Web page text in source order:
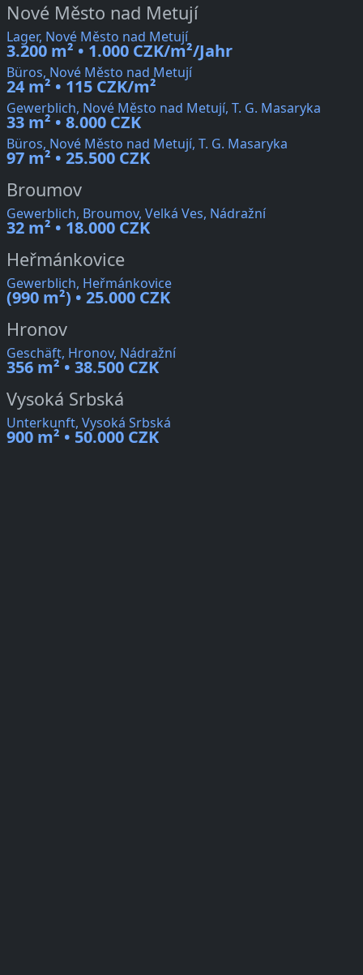
Nové Město nad Metují
Lager, Nové Město nad Metují
3.200 m² • 1.000 CZK/m²/Jahr
Büros, Nové Město nad Metují
24 m² • 115 CZK/m²
Gewerblich, Nové Město nad Metují, T. G. Masaryka
33 m² • 8.000 CZK
Büros, Nové Město nad Metují, T. G. Masaryka
97 m² • 25.500 CZK
Broumov
Gewerblich, Broumov, Velká Ves, Nádražní
32 m² • 18.000 CZK
Heřmánkovice
Gewerblich, Heřmánkovice
(990 m²) • 25.000 CZK
Hronov
Geschäft, Hronov, Nádražní
356 m² • 38.500 CZK
Vysoká Srbská
Unterkunft, Vysoká Srbská
900 m² • 50.000 CZK